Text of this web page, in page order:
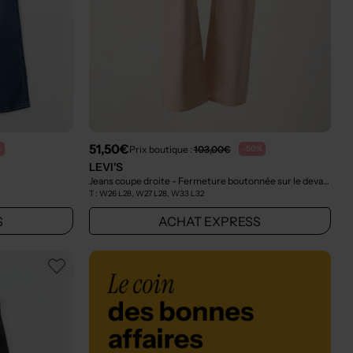
51,50€Prix boutique : 103,00€ -50%
LEVI'S
Jeans coupe droite - Fermeture boutonnée sur le devant rose
T : W26 L28, W27 L28, W33 L32
ACHAT EXPRESS